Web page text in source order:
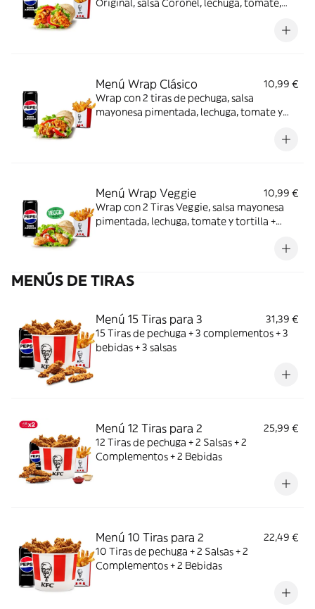
Original, salsa Coronel, lechuga, tomate,
Menú Wrap Clásico
10,99 €
Wrap con 2 tiras de pechuga, salsa
mayonesa pimentada, lechuga, tomate y
Menú Wrap Veggie
10,99 €
Wrap con 2 Tiras Veggie, salsa mayonesa
pimentada, lechuga, tomate y tortilla +
MENÚS DE TIRAS
Menú 15 Tiras para 3
31,39 €
15 Tiras de pechuga + 3 complementos + 3
bebidas + 3 salsas
Menú 12 Tiras para 2
25,99 €
12 Tiras de pechuga + 2 Salsas + 2
Complementos + 2 Bebidas
Menú 10 Tiras para 2
22,49 €
10 Tiras de pechuga + 2 Salsas + 2
Complementos + 2 Bebidas